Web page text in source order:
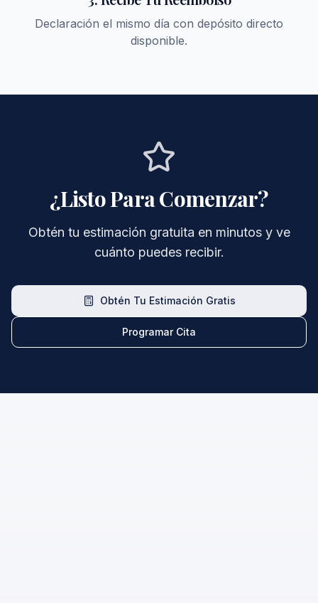
Declaración el mismo día con depósito directo
disponible.
¿Listo Para Comenzar?
Obtén tu estimación gratuita en minutos y ve
cuánto puedes recibir.
Obtén Tu Estimación Gratis
Programar Cita